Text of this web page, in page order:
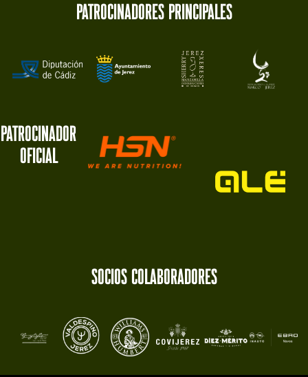
Patrocinadores principales
Patrocinador
oficial
socios colaboradores​